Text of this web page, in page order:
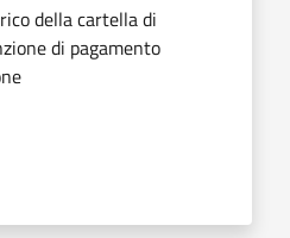
della cartella di
di pagamento